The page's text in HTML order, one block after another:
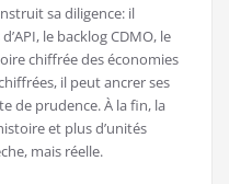
sa diligence: il
le backlog CDMO, le
chiffrée des économies
il peut ancrer ses
de prudence. À la fin, la
et plus d’unités
mais réelle.